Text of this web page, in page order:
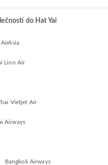
do Hat Yai
Lion Air
Vietjet Air
Airways
Bangkok Airways